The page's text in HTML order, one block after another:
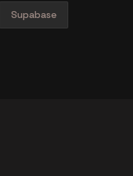
Supabase